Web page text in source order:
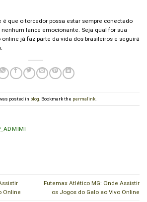
é que o torcedor possa estar sempre conectado
lance emocionante. Seja qual for sua
já faz parte da vida dos brasileiros e seguirá
posted in blog . Bookmark the permalink.
Online
Futemax Atlético MG: Onde Assistir
os Jogos do Galo ao Vivo Online